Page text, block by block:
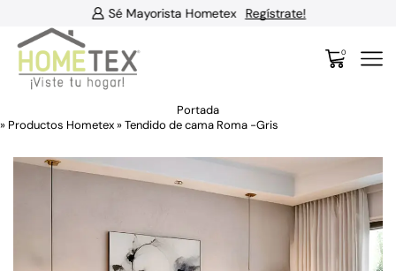
Sé Mayorista Hometex Regístrate!
0
Portada
» Productos Hometex»Tendido de cama Roma -Gris